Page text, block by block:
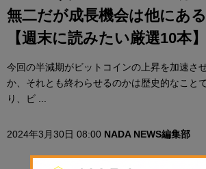
無二だが成長機会は他にある
【週末に読みたい厳選10本】
今回の半減期がビットコインの上昇を加速さ
か、それとも終わらせるのかは歴史的なこと
り、ビ ...
2024年3月30日 08:00 NADA NEWS編集部